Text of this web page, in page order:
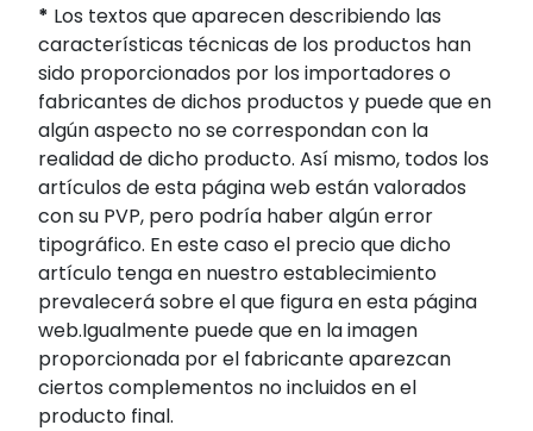
* Los textos que aparecen describiendo las
características técnicas de los productos han
sido proporcionados por los importadores o
fabricantes de dichos productos y puede que en
algún aspecto no se correspondan con la
realidad de dicho producto. Así mismo, todos los
artículos de esta página web están valorados
con su PVP, pero podría haber algún error
tipográfico. En este caso el precio que dicho
artículo tenga en nuestro establecimiento
prevalecerá sobre el que figura en esta página
web.Igualmente puede que en la imagen
proporcionada por el fabricante aparezcan
ciertos complementos no incluidos en el
producto final.